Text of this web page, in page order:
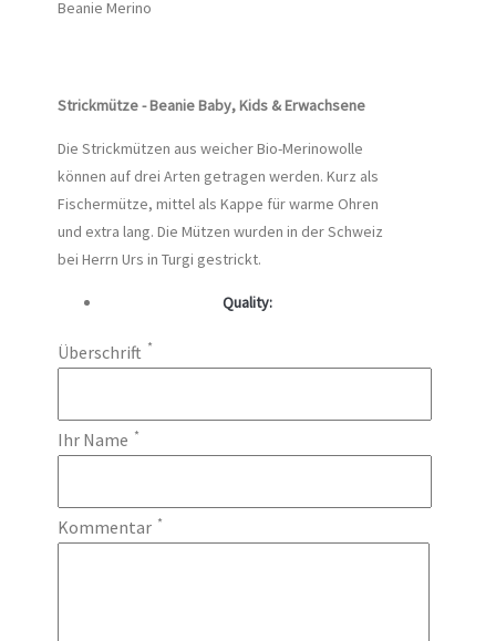
Strickmütze - Beanie Baby, Kids & Erwachsene
Die Strickmützen aus weicher Bio-Merinowolle
können auf drei Arten getragen werden. Kurz als
Fischermütze, mittel als Kappe für warme Ohren
und extra lang. Die Mützen wurden in der Schweiz
bei Herrn Urs in Turgi gestrickt.
Quality:
Überschrift *
Ihr Name *
Kommentar *